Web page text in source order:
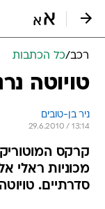
רכב/כל הכתבות
טויוטה
ניר בן-טובים
29.6.2010 / 13:14
קרקס
מכוניות ראלי
סדרתיים.